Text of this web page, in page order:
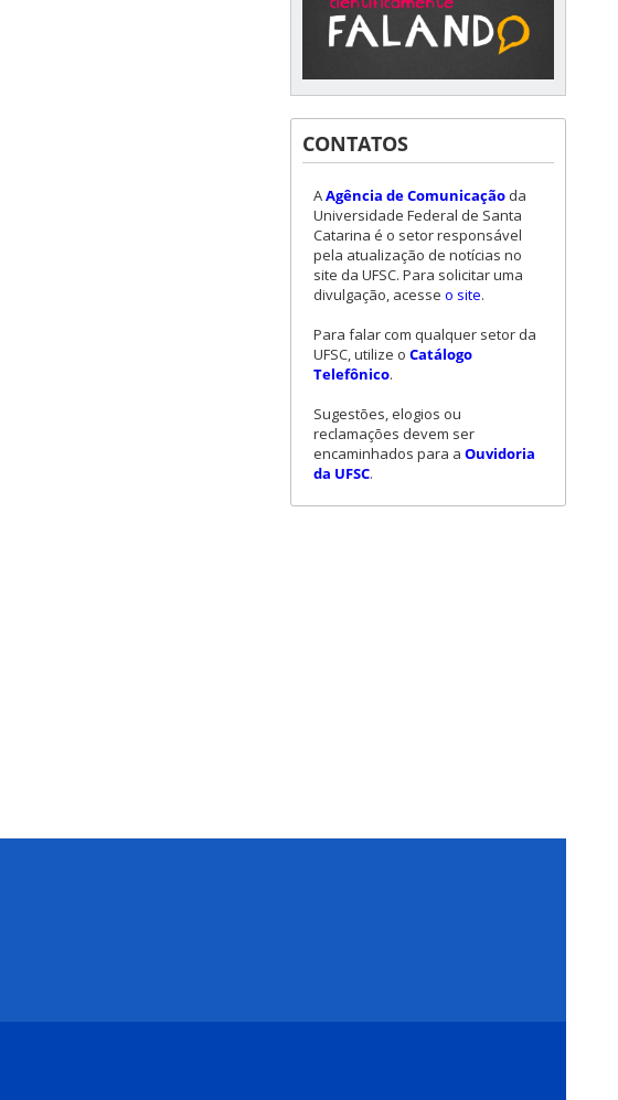
CONTATOS
AAgência de Comunicação da
Universidade Federal de Santa
Catarina é o setor responsável
pela atualização de notícias no
site da UFSC. Para solicitar uma
divulgação, acesse o site.
Para falar com qualquer setor da
UFSC, utilize o Catálogo
Telefônico.
Sugestões, elogios ou
reclamações devem ser
encaminhados para a Ouvidoria
da UFSC.